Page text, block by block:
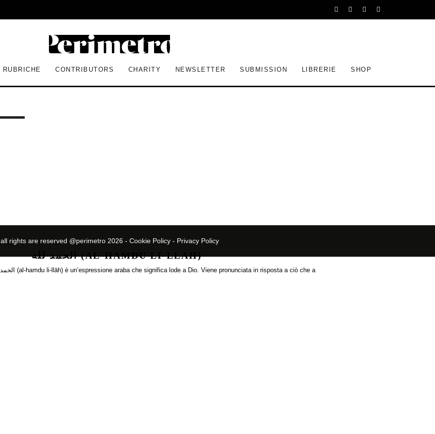
RUBRICHE CONTRIBUTORS CHARITY NEWSLETTER SUBMISSION LIBRERIE SHOP
الحمد لله (AL-HAMDU LI-LLAH)
Fotografie di Maria Giorgi الحمد لله (al-hamdu li-llāh) è un’espressione araba che significa lode a Dio. Viene pronunciata in risposta a ciò che a
all rights are reserved @perimetro 2026 - Cookie Policy - Privacy Policy